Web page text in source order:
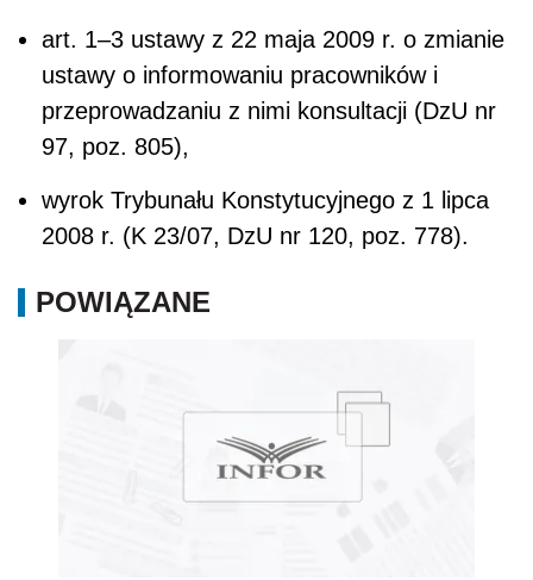
art. 1–3 ustawy z 22 maja 2009 r. o zmianie
ustawy o informowaniu pracowników i
przeprowadzaniu z nimi konsultacji (DzU nr
97, poz. 805),
wyrok Trybunału Konstytucyjnego z 1 lipca
2008 r. (K 23/07, DzU nr 120, poz. 778).
POWIĄZANE